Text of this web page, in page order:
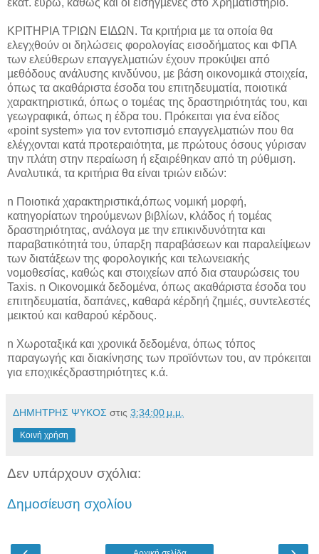
ΚΡΙΤΗΡΙΑ ΤΡΙΩΝ ΕΙ∆ΩΝ. Τα κριτήρια µε τα οποία θα
ελεγχθούν οι δηλώσεις φορολογίας εισοδήµατος και ΦΠΑ
των ελεύθερων επαγγελµατιών έχουν προκύψει από
µεθόδους ανάλυσης κινδύνου, µε βάση οικονοµικά στοιχεία,
όπως τα ακαθάριστα έσοδα του επιτηδευµατία, ποιοτικά
χαρακτηριστικά, όπως ο τοµέας της δραστηριότητάς του, και
γεωγραφικά, όπως η έδρα του. Πρόκειται για ένα είδος
«point system» για τον εντοπισµό επαγγελµατιών που θα
ελέγχονται κατά προτεραιότητα, µε πρώτους όσους γύρισαν
την πλάτη στην περαίωση ή εξαιρέθηκαν από τη ρύθµιση.
Αναλυτικά, τα κριτήρια θα είναι τριών ειδών:
n Ποιοτικά χαρακτηριστικά,όπως νοµική µορφή,
κατηγορίατων τηρούµενων βιβλίων, κλάδος ή τοµέας
δραστηριότητας, ανάλογα µε την επικινδυνότητα και
παραβατικότητά του, ύπαρξη παραβάσεων και παραλείψεων
των διατάξεων της φορολογικής και τελωνειακής
νοµοθεσίας, καθώς και στοιχείων από δια σταυρώσεις του
Taxis. n Οικονοµικά δεδοµένα, όπως ακαθάριστα έσοδα του
επιτηδευµατία, δαπάνες, καθαρά κέρδηή ζηµιές, συντελεστές
µεικτού και καθαρού κέρδους.
n Χωροταξικά και χρονικά δεδοµένα, όπως τόπος
παραγωγής και διακίνησης των προϊόντων του, αν πρόκειται
για εποχικέςδραστηριότητες κ.ά.
ΔΗΜΗΤΡΗΣ ΨΥΚΟΣ στις 3:34:00 μ.μ.
Κοινή χρήση
Δεν υπάρχουν σχόλια:
Δημοσίευση σχολίου